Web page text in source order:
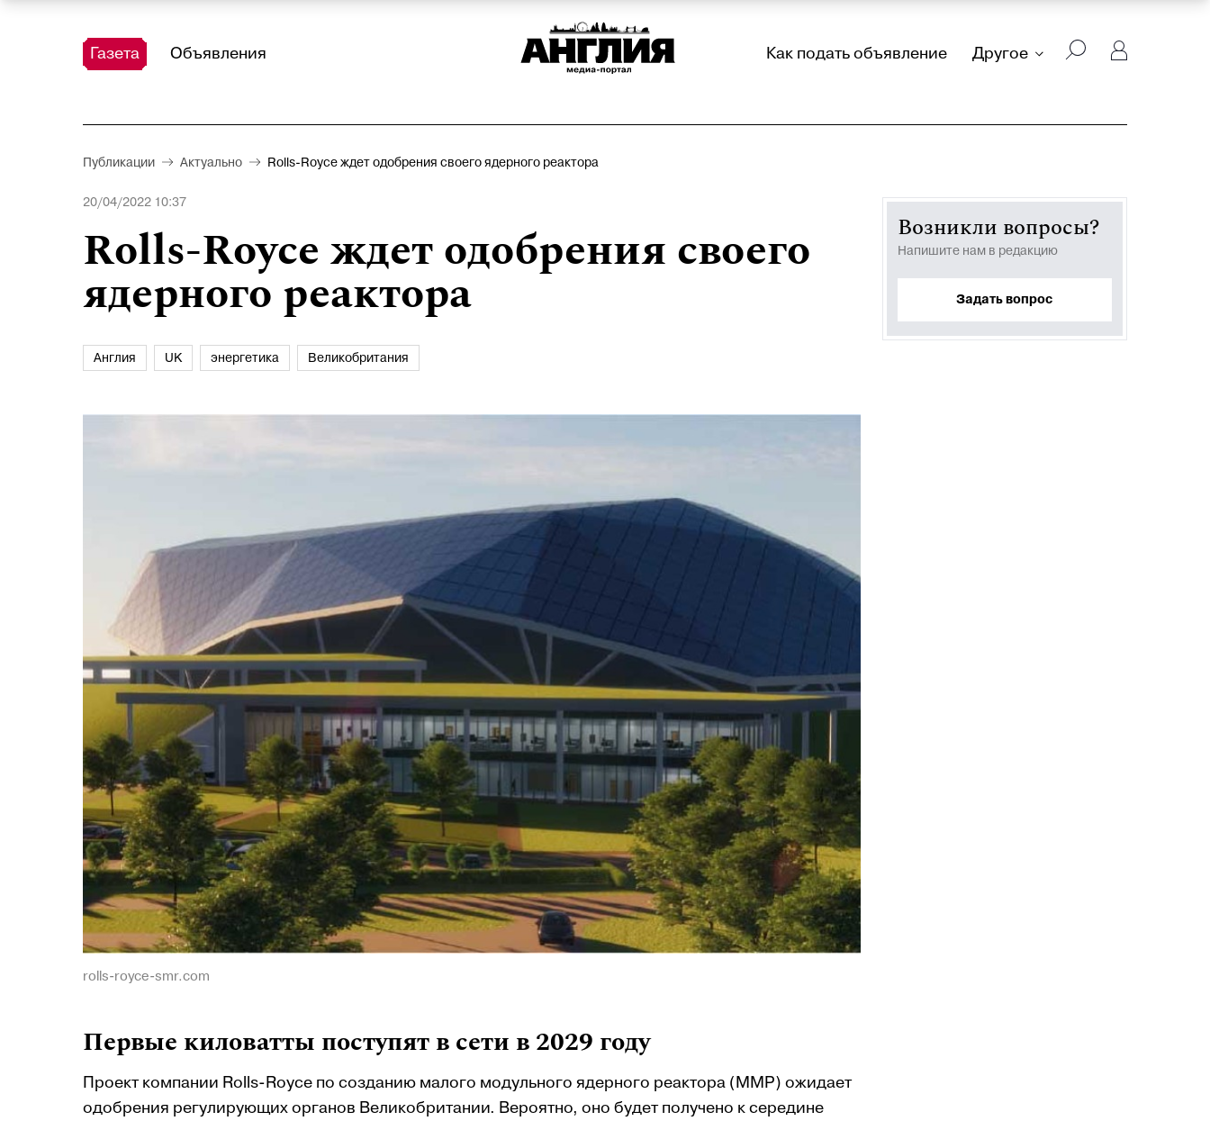
Газета Объявления Как подать объявление Другое
Публикации Актуально Rolls-Royce ждет одобрения своего ядерного реактора
20/04/2022 10:37
Rolls-Royce ждет одобрения своего
ядерного реактора
Англия UK энергетика Великобритания
rolls-royce-smr.com
Первые киловатты поступят в сети в 2029 году
Проект компании Rolls-Royce по созданию малого модульного ядерного реактора (ММР) ожидает
одобрения регулирующих органов Великобритании. Вероятно, оно будет получено к середине
Возникли вопросы?
Напишите нам в редакцию
Задать вопрос